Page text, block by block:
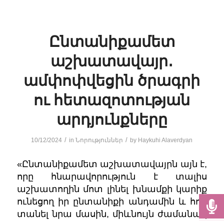
Ընտանիքամետ
աշխատավայր․
ամփոփվեցին ծրագրի
ու հետազոտության
արդյունքները
10/12/2024 / inՆորություններ / by Haykuhi Alaverdyan
«Ընտանիքամետ աշխատավայրն այն է,
որը հնարավորություն է տալիս
աշխատողին մոտ լինել խնամքի կարիք
ունեցող իր ընտանիքի անդամին և հոգ
տանել նրա մասին, միևնույն ժամանակ